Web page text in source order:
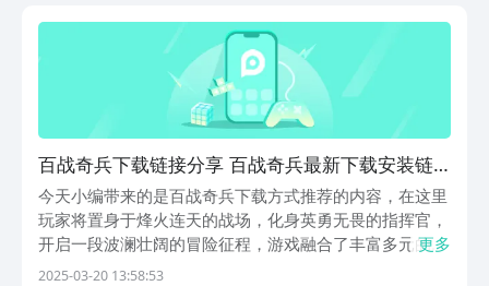
百战奇兵下载链接分享 百战奇兵最新下载安装链
接在哪里
今天小编带来的是百战奇兵下载方式推荐的内容，在这里
玩家将置身于烽火连天的战场，化身英勇无畏的指挥官，
开启一段波澜壮阔的冒险征程，游戏融合了丰富多元的战
斗模式，从紧张刺激的实时对战，到策略烧脑的阵地攻
更多
2025-03-20 13:58:53